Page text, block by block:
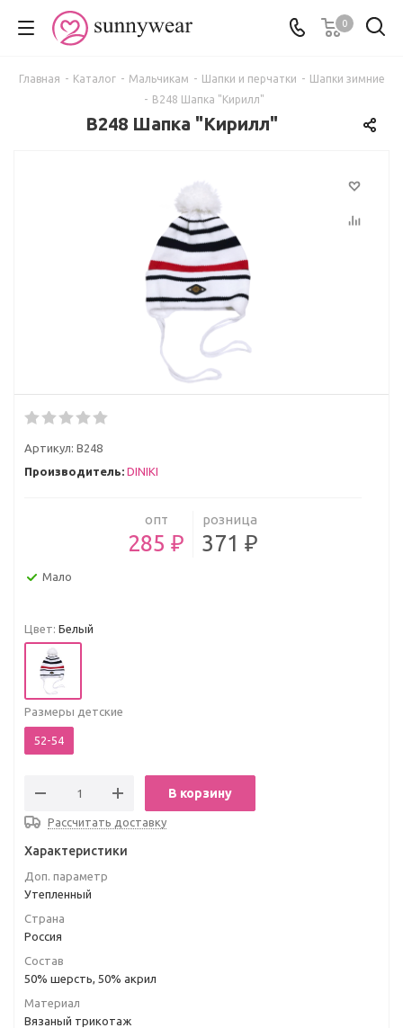
0
Главная - Каталог - Мальчикам - Шапки и перчатки - Шапки зимние
- В248 Шапка "Кирилл"
В248 Шапка "Кирилл"
Артикул: В248
Производитель: DINIKI
опт
285 ₽
розница
371 ₽
Мало
Цвет: Белый
Размеры детские
52-54
В корзину
Рассчитать доставку
Характеристики
Доп. параметр
Утепленный
Страна
Россия
Состав
50% шерсть, 50% акрил
Материал
Вязаный трикотаж